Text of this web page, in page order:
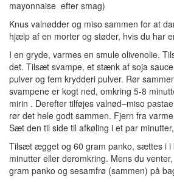
mayonnaise efter smag)
Knus valnødder og miso sammen for at
hjælp af en morter og støder, hvis du har
I en gryde, varmes en smule olivenolie.
det. Tilsæt svampe, et stænk af soja sauce
pulver og fem krydderi pulver. Rør
svampene er kogt ned, omkring 5-8
mirin . Derefter tilføjes valnød–miso
rør det hele godt sammen. Fjern fra
Sæt den til side til afkøling i et par minutter
Tilsæt ægget og 60 gram panko, sættes i i
minutter eller deromkring. Mens du venter,
gram panko og sesamfrø (sammen) på